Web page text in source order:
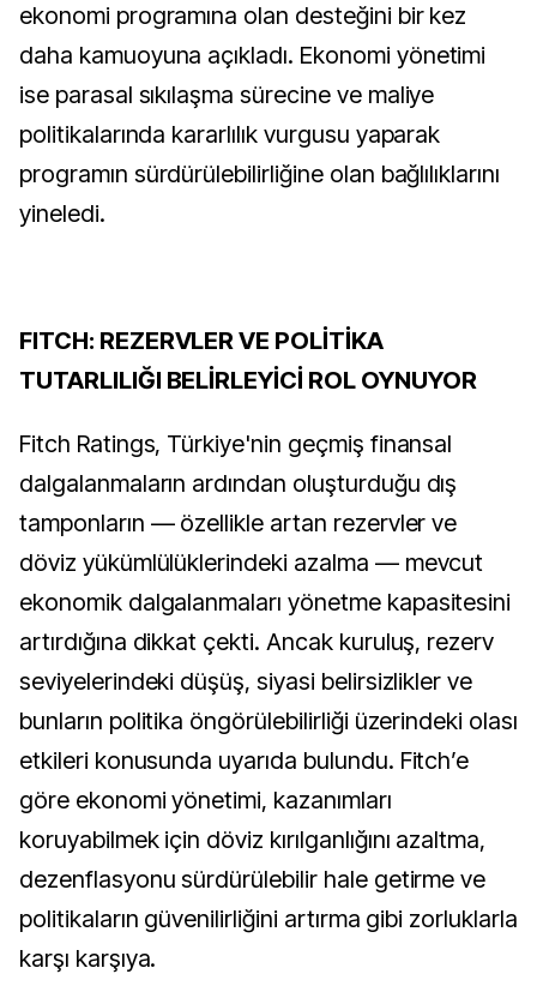
ekonomi programına olan desteğini bir kez
daha kamuoyuna açıkladı. Ekonomi yönetimi
ise parasal sıkılaşma sürecine ve maliye
politikalarında kararlılık vurgusu yaparak
programın sürdürülebilirliğine olan bağlılıklarını
yineledi.
FITCH: REZERVLER VE POLİTİKA
TUTARLILIĞI BELİRLEYİCİ ROL OYNUYOR
Fitch Ratings, Türkiye'nin geçmiş finansal
dalgalanmaların ardından oluşturduğu dış
tamponların — özellikle artan rezervler ve
döviz yükümlülüklerindeki azalma — mevcut
ekonomik dalgalanmaları yönetme kapasitesini
artırdığına dikkat çekti. Ancak kuruluş, rezerv
seviyelerindeki düşüş, siyasi belirsizlikler ve
bunların politika öngörülebilirliği üzerindeki olası
etkileri konusunda uyarıda bulundu. Fitch’e
göre ekonomi yönetimi, kazanımları
koruyabilmek için döviz kırılganlığını azaltma,
dezenflasyonu sürdürülebilir hale getirme ve
politikaların güvenilirliğini artırma gibi zorluklarla
karşı karşıya.